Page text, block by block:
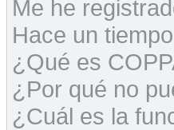
Me he
Hace un
¿Qué es
¿Por qué no
¿Cuál es la